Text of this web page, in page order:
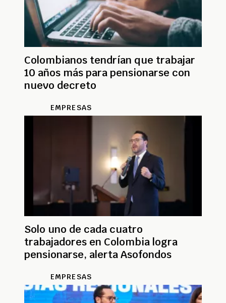
Colombianos tendrían que trabajar
10 años más para pensionarse con
nuevo decreto
EMPRESAS
Solo uno de cada cuatro
trabajadores en Colombia logra
pensionarse, alerta Asofondos
EMPRESAS